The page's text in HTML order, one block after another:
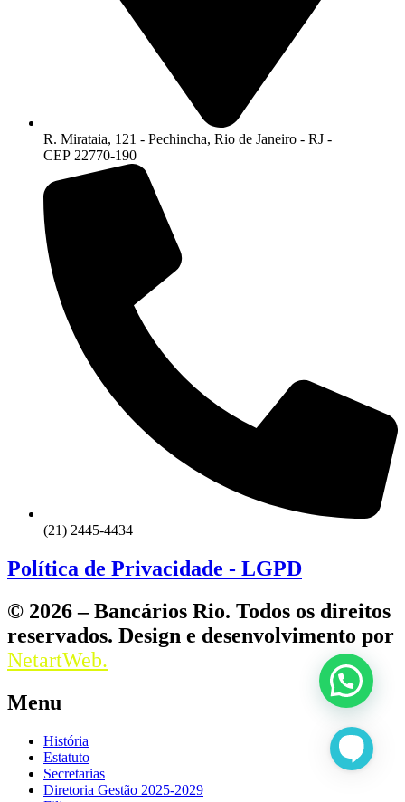
R. Mirataia, 121 - Pechincha, Rio de Janeiro - RJ -
CEP 22770-190
(21) 2445-4434
Política de Privacidade - LGPD
© 2026 – Bancários Rio. Todos os direitos
reservados. Design e desenvolvimento por
NetartWeb.
Menu
História
Estatuto
Secretarias
Diretoria Gestão 2025-2029